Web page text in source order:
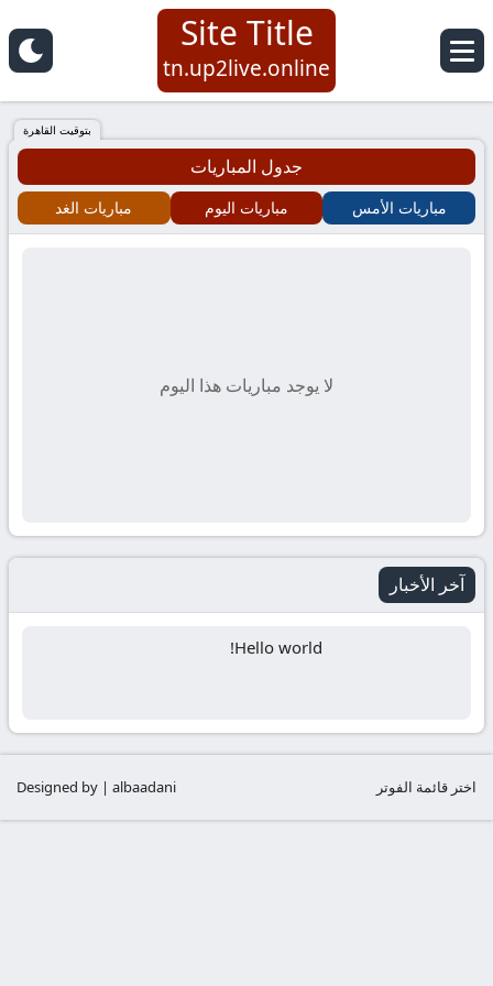
Site
Title
Site Title
tn.up2live.online
بتوقيت القاهرة
جدول المباريات
مباريات الأمس مباريات اليوم مباريات الغد
لا يوجد مباريات هذا اليوم
آخر الأخبار
Hello world!
اختر قائمة الفوتر Designed by | albaadani